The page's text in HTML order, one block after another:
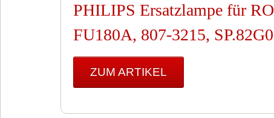
PHILIPS Ersatzlampe für
FU180A, 807-3215,
ZUM ARTIKEL